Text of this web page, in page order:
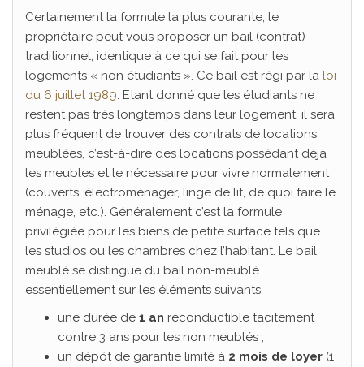
Certainement la formule la plus courante, le
propriétaire peut vous proposer un bail (contrat)
traditionnel, identique à ce qui se fait pour les
logements « non étudiants ». Ce bail est régi par la loi
du 6 juillet 1989. Etant donné que les étudiants ne
restent pas très longtemps dans leur logement, il sera
plus fréquent de trouver des contrats de locations
meublées, c’est-à-dire des locations possédant déjà
les meubles et le nécessaire pour vivre normalement
(couverts, électroménager, linge de lit, de quoi faire le
ménage, etc.). Généralement c’est la formule
privilégiée pour les biens de petite surface tels que
les studios ou les chambres chez l’habitant. Le bail
meublé se distingue du bail non-meublé
essentiellement sur les éléments suivants
une durée de 1 an reconductible tacitement
contre 3 ans pour les non meublés ;
un dépôt de garantie limité à 2 mois de loyer (1